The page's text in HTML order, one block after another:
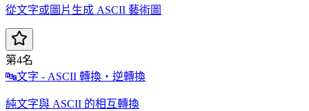
從文字或圖片生成 ASCII 藝術圖
第4名
🔤文字 - ASCII 轉換・逆轉換
純文字與 ASCII 的相互轉換